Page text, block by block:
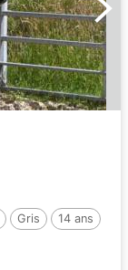
Gris
14 ans